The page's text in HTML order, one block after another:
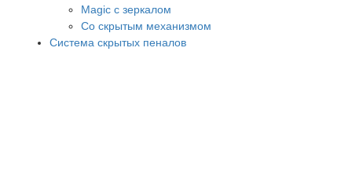
Magic с зеркалом
Со скрытым механизмом
Система скрытых пеналов